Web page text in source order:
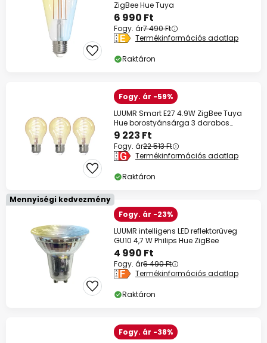
ZigBee Hue Tuya
6 990 Ft
Fogy. ár7 490 Ft
Termékinformációs adatlap
Raktáron
Fogy. ár -59%
LUUMR Smart E27 4.9W ZigBee Tuya
Hue borostyánsárga 3 darabos
készlet
9 223 Ft
Fogy. ár22 513 Ft
Termékinformációs adatlap
Raktáron
Mennyiségi kedvezmény
Fogy. ár -23%
LUUMR intelligens LED reflektorüveg
GU10 4,7 W Philips Hue ZigBee
4 990 Ft
Fogy. ár6 490 Ft
Termékinformációs adatlap
Raktáron
Fogy. ár -38%